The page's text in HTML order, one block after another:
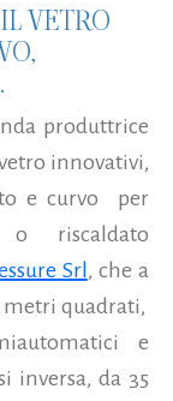
VETRO
produttrice
innovativi,
e curvo per
riscaldato
Srl , che a
metri quadrati,
e
inversa, da 35